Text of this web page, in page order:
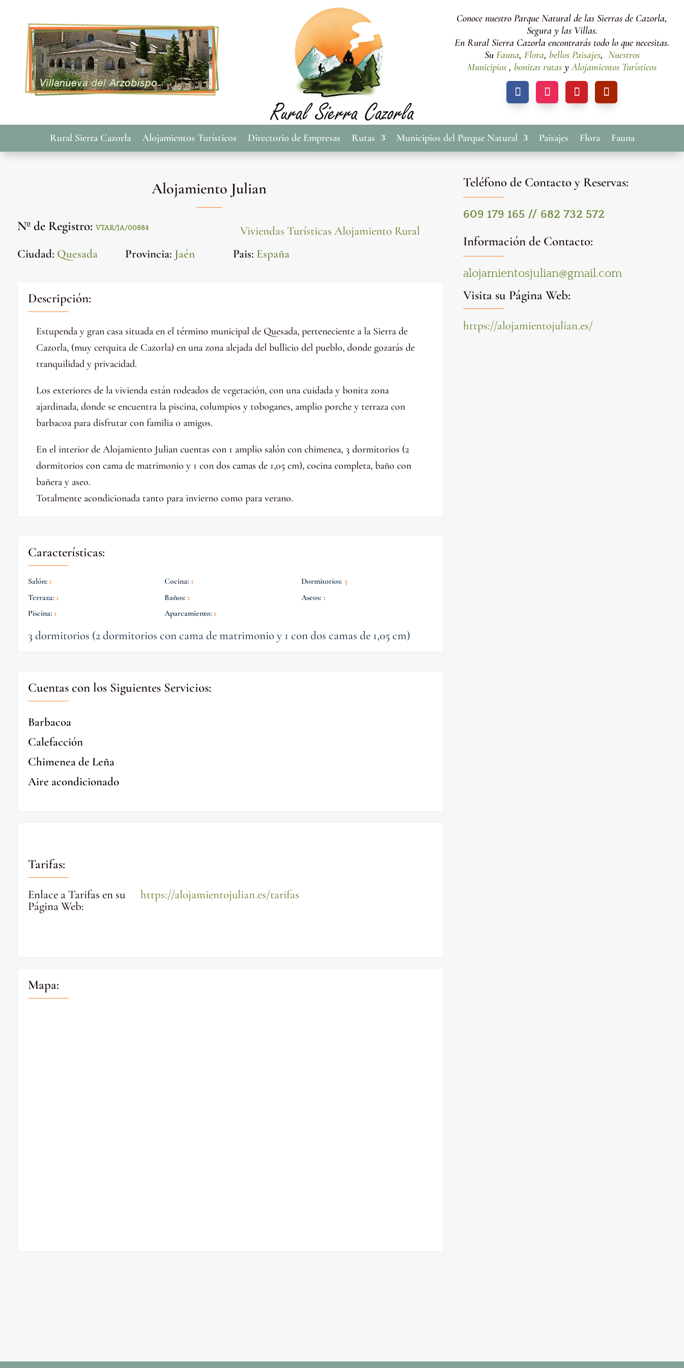
Conoce nuestro Parque Natural de las Sierras de Cazorla,
Segura y las Villas.
En Rural Sierra Cazorla encontrarás todo lo que necesitas.
Su Fauna, Flora, bellos Paisajes, Nuestros
Municipios , bonitas rutas yAlojamientos Turísticos
Rural Sierra Cazorla Alojamientos Turísticos Directorio de Empresas Rutas Municipios del Parque Natural Paisajes Flora Fauna
Alojamiento Julian
Nº de Registro:VTAR/JA/00884
Viviendas Turísticas Alojamiento Rural
Ciudad: Quesada Provincia: Jaén Pais: España
Descripción:
Estupenda y gran casa situada en el término municipal de Quesada, perteneciente a la Sierra de
Cazorla, (muy cerquita de Cazorla) en una zona alejada del bullicio del pueblo, donde gozarás de
tranquilidad y privacidad.
Los exteriores de la vivienda están rodeados de vegetación, con una cuidada y bonita zona
ajardinada, donde se encuentra la piscina, columpios y toboganes, amplio porche y terraza con
barbacoa para disfrutar con familia o amigos.
En el interior de Alojamiento Julian cuentas con 1 amplio salón con chimenea, 3 dormitorios (2
dormitorios con cama de matrimonio y 1 con dos camas de 1,05 cm), cocina completa, baño con
bañera y aseo.
Totalmente acondicionada tanto para invierno como para verano.
Características:
Salón: 1 Cocina: 1 Dormitorios:3
Terraza: 1 Baños: 1 Aseos: 1
Piscina: 1 Aparcamiento: 1
3 dormitorios (2 dormitorios con cama de matrimonio y 1 con dos camas de 1,05 cm)
Cuentas con los Siguientes Servicios:
Barbacoa
Calefacción
Chimenea de Leña
Aire acondicionado
Tarifas:
Enlace a Tarifas en su
Página Web:
https://alojamientojulian.es/tarifas
Mapa:
Teléfono de Contacto y Reservas:
609 179 165 // 682 732 572
Información de Contacto:
alojamientosjulian@gmail.com
Visita su Página Web:
https://alojamientojulian.es/